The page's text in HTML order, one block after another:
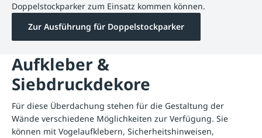
Doppelstockparker zum Einsatz kommen können.
Zur Ausführung für Doppelstockparker
Aufkleber &
Siebdruckdekore
Für diese Überdachung stehen für die Gestaltung der
Wände verschiedene Möglichkeiten zur Verfügung. Sie
können mit Vogelaufklebern, Sicherheitshinweisen,